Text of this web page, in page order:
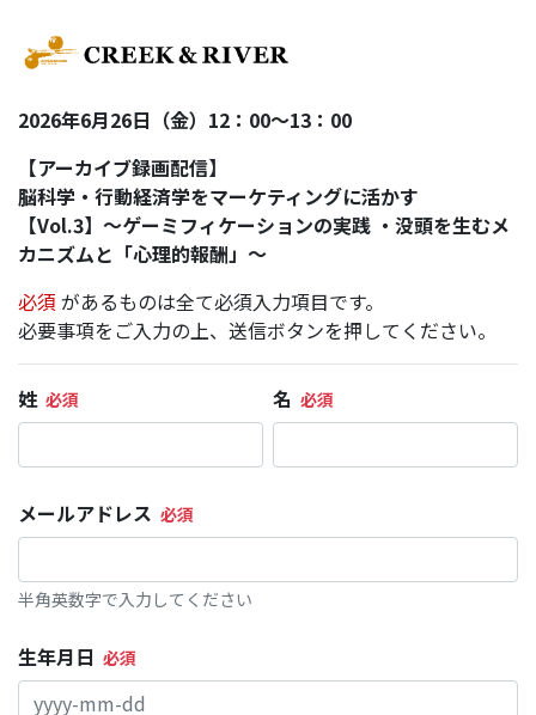
2026年6月26日（金）12：00〜13：00
【アーカイブ録画配信】
脳科学・行動経済学をマーケティングに活かす
【Vol.3】～ゲーミフィケーションの実践 ・没頭を生むメ
カニズムと「心理的報酬」～
必須 があるものは全て必須入力項目です。
必要事項をご入力の上、送信ボタンを押してください。
姓 名
メールアドレス
半角英数字で入力してください
生年月日